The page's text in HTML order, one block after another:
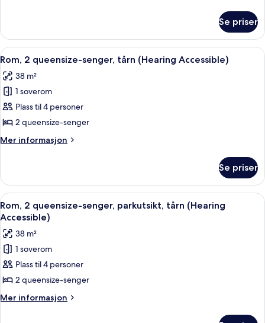
balkong
(Mobility
Accessible,
Tub)
2
queensize-
senger,
røyk,
balkong
Accessible,
Tub)
Se priser
Åpne
alle
bildene
av
Rom,
2
queensize-
senger,
(Hearing
Accessible)
Allergitestet sengetøy, safe på
5
Rom, 2 queensize-senger, tårn (Hearing Accessible)
38 m²
1 soverom
Plass til 4 personer
2 queensize-senger
Mer informasjon
Mer
2
queensize-
senger,
tårn
Accessible)
Se priser
Åpne
alle
bildene
av
Rom,
2
queensize-
senger,
Allergitestet sengetøy, safe på
4
Rom, 2 queensize-senger, parkutsikt, tårn (Hearing
Accessible)
38 m²
1 soverom
Plass til 4 personer
2 queensize-senger
Mer informasjon
Mer